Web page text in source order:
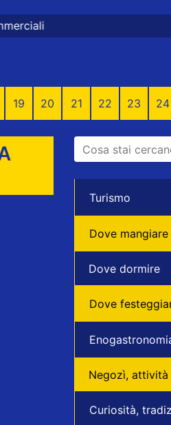
19 20 21 22 23 24
Turismo
Dove mangiare
Dove dormire
Dove
Negozì,
Curiosità,